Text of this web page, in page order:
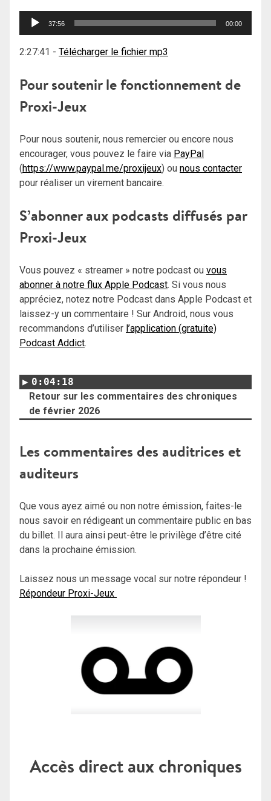
Lecteur
37:56 00:00
2:27:41 - Télécharger le fichier mp3
Pour soutenir le fonctionnement de
Proxi-Jeux
Pour nous soutenir, nous remercier ou encore nous
encourager, vous pouvez le faire via PayPal
(https://www.paypal.me/proxijeux) ou nous contacter
pour réaliser un virement bancaire.
S’abonner aux podcasts diffusés par
Proxi-Jeux
Vous pouvez « streamer » notre podcast ou vous
abonner à notre flux Apple Podcast. Si vous nous
appréciez, notez notre Podcast dans Apple Podcast et
laissez-y un commentaire ! Sur Android, nous vous
recommandons d’utiliser l’application (gratuite)
Podcast Addict.
0:04:18
Retour sur les commentaires des chroniques
de février 2026
Les commentaires des auditrices et
auditeurs
Que vous ayez aimé ou non notre émission, faites-le
nous savoir en rédigeant un commentaire public en bas
du billet. Il aura ainsi peut-être le privilège d’être cité
dans la prochaine émission.
Laissez nous un message vocal sur notre répondeur !
Répondeur Proxi-Jeux
Accès direct aux chroniques